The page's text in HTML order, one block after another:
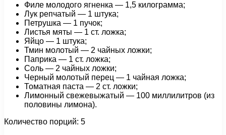
Филе молодого ягненка — 1,5 килограмма;
Лук репчатый — 1 штука;
Петрушка — 1 пучок;
Листья мяты — 1 ст. ложка;
Яйцо — 1 штука;
Тмин молотый — 2 чайных ложки;
Паприка — 1 ст. ложка;
Соль — 2 чайных ложки;
Черный молотый перец — 1 чайная ложка;
Томатная паста — 2 ст. ложки;
Лимонный свежевыжатый — 100 миллилитров (из
половины лимона).
Количество порций: 5